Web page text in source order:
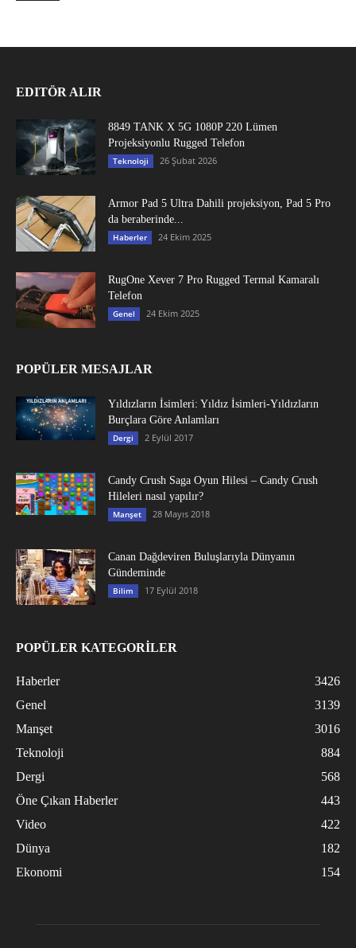
EDITÖR ALIR
8849 TANK X 5G 1080P 220 Lümen
Projeksiyonlu Rugged Telefon
Teknoloji 26 Şubat 2026
Armor Pad 5 Ultra Dahili projeksiyon, Pad 5 Pro
da beraberinde...
Haberler 24 Ekim 2025
RugOne Xever 7 Pro Rugged Termal Kamaralı
Telefon
Genel 24 Ekim 2025
POPÜLER MESAJLAR
Yıldızların İsimleri: Yıldız İsimleri-Yıldızların
Burçlara Göre Anlamları
Dergi 2 Eylül 2017
Candy Crush Saga Oyun Hilesi – Candy Crush
Hileleri nasıl yapılır?
Manşet 28 Mayıs 2018
Canan Dağdeviren Buluşlarıyla Dünyanın
Gündeminde
Bilim 17 Eylül 2018
POPÜLER KATEGORİLER
Haberler
3426
Genel
3139
Manşet
3016
Teknoloji
884
Dergi
568
Öne Çıkan Haberler
443
Video
422
Dünya
182
Ekonomi
154